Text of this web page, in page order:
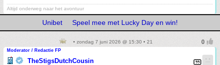
Altijd onderweg naar het avontuur
Unibet Speel mee met Lucky Day en win!
• zondag 7 juni 2026 @ 15:30 • 21
Moderator / Redactie FP
TheStigsDutchCousin